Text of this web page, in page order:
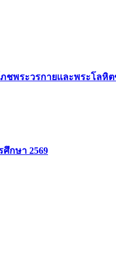
พระวรกายและพระโลหิต
กษา 2569